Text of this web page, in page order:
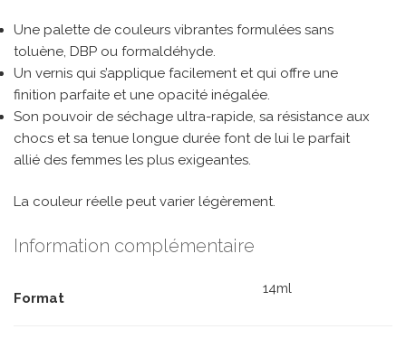
Une palette de couleurs vibrantes formulées sans
toluène, DBP ou formaldéhyde.
Un vernis qui s’applique facilement et qui offre une
finition parfaite et une opacité inégalée.
Son pouvoir de séchage ultra-rapide, sa résistance aux
chocs et sa tenue longue durée font de lui le parfait
allié des femmes les plus exigeantes.
La couleur réelle peut varier légèrement.
Information complémentaire
Format
14ml